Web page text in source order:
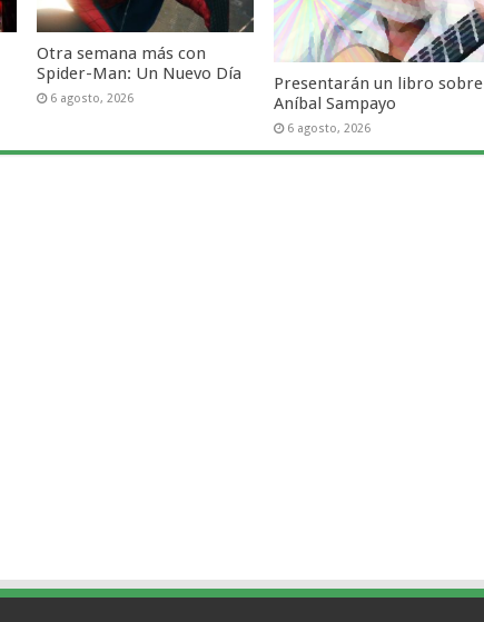
Otra semana más con
Spider-Man: Un Nuevo Día
6 agosto, 2026
Presentarán un libro sobre
Aníbal Sampayo
6 agosto, 2026